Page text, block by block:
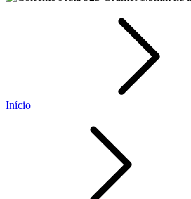
Início